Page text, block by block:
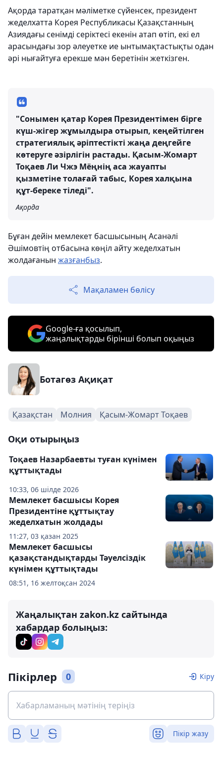
Ақорда таратқан мәліметке сүйенсек, президент
жеделхатта Корея Республикасы Қазақстанның
Азиядағы сенімді серіктесі екенін атап өтіп, екі ел
арасындағы зор әлеуетке ие ынтымақтастықты одан
әрі нығайтуға ерекше мән беретінін жеткізген.
"Сонымен қатар Корея Президентімен бірге
күш-жігер жұмылдыра отырып, кеңейтілген
стратегиялық әріптестікті жаңа деңгейге
көтеруге әзірлігін растады. Қасым-Жомарт
Тоқаев Ли Чжэ Мёңнің аса жауапты
қызметіне толағай табыс, Корея халқына
құт-береке тіледі".
Ақорда
Бұған дейін мемлекет басшысының Асанәлі
Әшімовтің отбасына көңіл айту жеделхатын
жолдағанын жазғанбыз.
Мақаламен бөлісу
Google-ға қосылып,
жаңалықтарды бірінші болып оқыңыз
Ботагөз Ақиқат
Қазақстан Молния Қасым-Жомарт Тоқаев
Оқи отырыңыз
10:33, 06 шілде 2026
Тоқаев Назарбаевты туған күнімен
құттықтады
11:27, 03 қазан 2025
Мемлекет басшысы Корея
Президентіне құттықтау
жеделхатын жолдады
08:51, 16 желтоқсан 2024
Мемлекет басшысы
қазақстандықтарды Тәуелсіздік
күнімен құттықтады
Жаңалықтан zakon.kz сайтында
хабардар болыңыз:
Пікірлер 0 Кіру
Пікір жазу